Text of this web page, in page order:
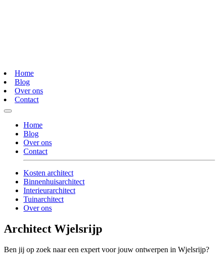
Home
Blog
Over ons
Contact
Home
Blog
Over ons
Contact
Kosten architect
Binnenhuisarchitect
Interieurarchitect
Tuinarchitect
Over ons
Architect Wjelsrijp
Ben jij op zoek naar een expert voor jouw ontwerpen in Wjelsrijp?